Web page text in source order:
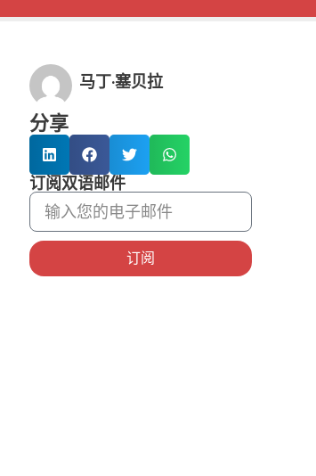
马丁·塞贝拉
分享
订阅双语邮件
订阅